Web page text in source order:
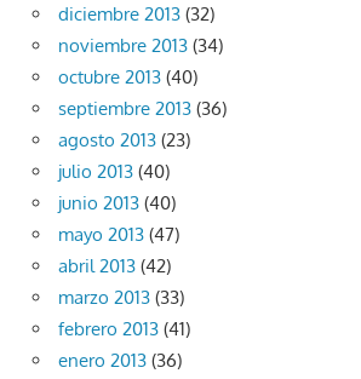
diciembre 2013 (32)
noviembre 2013 (34)
octubre 2013 (40)
septiembre 2013 (36)
agosto 2013 (23)
julio 2013 (40)
junio 2013 (40)
mayo 2013 (47)
abril 2013 (42)
marzo 2013 (33)
febrero 2013 (41)
enero 2013 (36)